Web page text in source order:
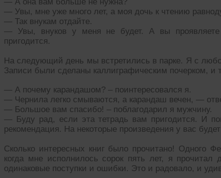
— А она вам больше не нужна?
— Увы, мне уже много лет, а моя дочь к чтению
— Так внукам отдайте.
— Увы, внуков у меня не будет. А вы
пригодится.
На следующий день мы встретились в парке. Я с
Записи были сделаны каллиграфическим почерком, и
— А почему карандашом? – поинтересовался я.
— Чернила легко смываются, а карандаш вечен, —
— Большое вам спасибо! – поблагодарил я мужчину.
— Буду рад, если эта тетрадь вам пригодится. И
рекомендация. На некоторые произведения у вас
Сколько интересных книг было прочитано! Одного
когда мне исполнилось сорок пять лет, я
одинаковые поступки и ошибки. Это и радовало, и